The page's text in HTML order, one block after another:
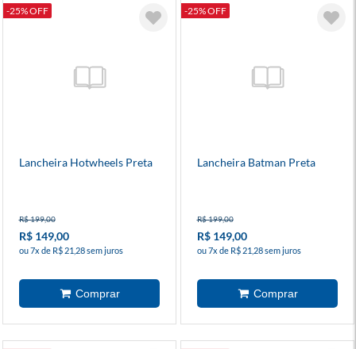
-25% OFF
Lancheira Hotwheels Preta
R$ 199,00
R$ 149,00
ou 7x de R$ 21,28 sem juros
-25% OFF
Lancheira Batman Preta
R$ 199,00
R$ 149,00
ou 7x de R$ 21,28 sem juros